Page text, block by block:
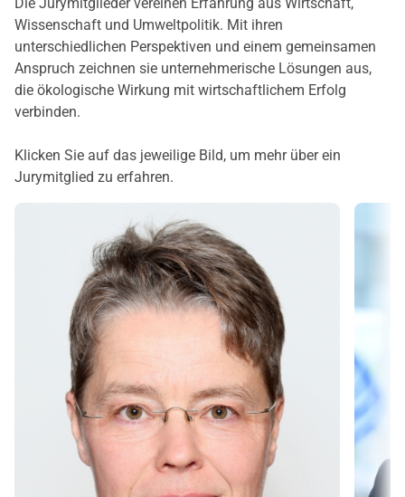
Wissenschaft und Umweltpolitik. Mit ihren
unterschiedlichen Perspektiven und einem gemeinsamen
Anspruch zeichnen sie unternehmerische Lösungen aus,
die ökologische Wirkung mit wirtschaftlichem Erfolg
verbinden.
Klicken Sie auf das jeweilige Bild, um mehr über ein
Jurymitglied zu erfahren.